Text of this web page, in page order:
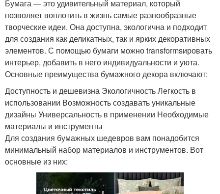
Бумага — это удивительный материал, который
позволяет воплотить в жизнь самые разнообразные
творческие идеи. Она доступна, экологична и подходит
для создания как деликатных, так и ярких декоративных
элементов. С помощью бумаги можно transformsировать
интерьер, добавить в него индивидуальности и уюта.
Основные преимущества бумажного декора включают:
Доступность и дешевизна Экологичность Легкость в
использовании Возможность создавать уникальные
дизайны Универсальность в применении Необходимые
материалы и инструменты
Для создания бумажных шедевров вам понадобится
минимальный набор материалов и инструментов. Вот
основные из них: